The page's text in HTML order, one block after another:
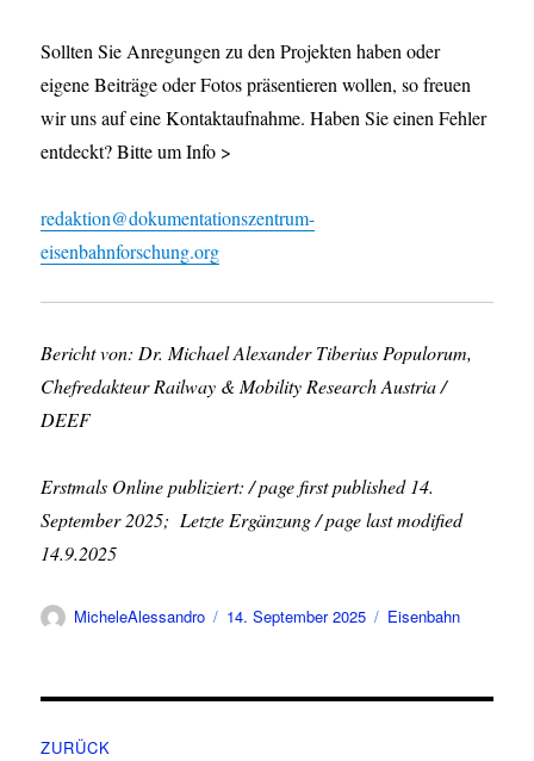
Sollten Sie Anregungen zu den Projekten haben oder
eigene Beiträge oder Fotos präsentieren wollen, so freuen
wir uns auf eine Kontaktaufnahme. Haben Sie einen Fehler
entdeckt? Bitte um Info >
redaktion@dokumentationszentrum-
eisenbahnforschung.org
Bericht von: Dr. Michael Alexander Tiberius Populorum,
Chefredakteur Railway & Mobility Research Austria /
DEEF
Erstmals Online publiziert: / page first published 14.
September 2025; Letzte Ergänzung / page last modified
14.9.2025
Autor
MicheleAlessandro
Veröffentlicht
14. September 2025 Kategorien
Eisenbahn
ZURÜCK